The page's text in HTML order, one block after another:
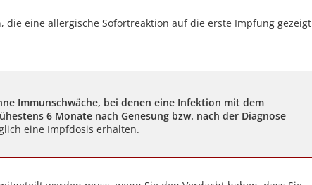
eine allergische Sofortreaktion auf die erste Impfung gezeigt
Immunschwäche, bei denen eine Infektion mit dem
6 Monate nach Genesung bzw. nach der Diagnose
eine Impfdosis erhalten.